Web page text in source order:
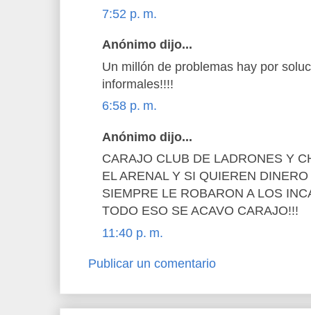
7:52 p. m.
Anónimo dijo...
Un millón de problemas hay por
informales!!!!
6:58 p. m.
Anónimo dijo...
CARAJO CLUB DE LADRONES Y
EL ARENAL Y SI QUIEREN
SIEMPRE LE ROBARON A LOS
TODO ESO SE ACAVO CARAJO!!!
11:40 p. m.
Publicar un comentario